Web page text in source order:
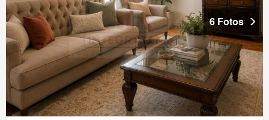
6 Fotos